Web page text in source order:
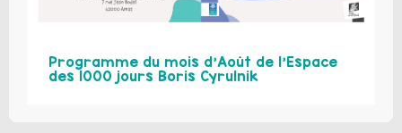
Programme du mois d’Août de l’Espace
des 1000 jours Boris Cyrulnik